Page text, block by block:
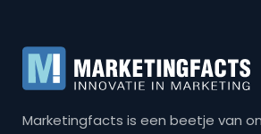
Marketingfacts is een beetje van